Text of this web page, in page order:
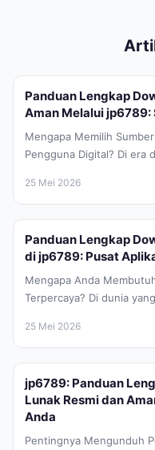
Panduan Lengkap
Aman Melalui
Mengapa Memilih
Pengguna Digital? Di era
25 Mei 2026
Panduan Lengkap
di jp6789: Pusat
Mengapa Anda
Terpercaya? Di dunia
25 Mei 2026
jp6789: Panduan
Lunak Resmi dan
Anda
Pentingnya Mengunduh